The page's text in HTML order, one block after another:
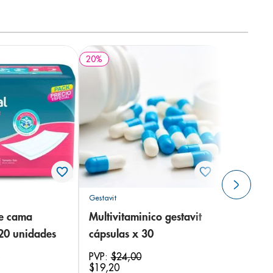
cama
unidades
20%
Gestavit
Multivitaminico gestavit
cápsulas x 30
PVP:$24,00
$19,20